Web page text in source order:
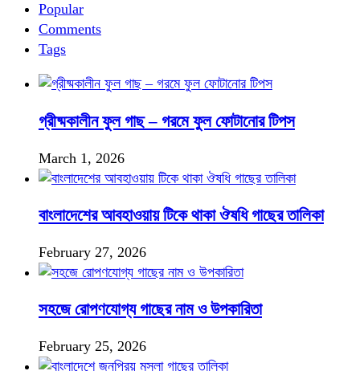
Popular
Comments
Tags
গ্রীষ্মকালীন ফুল গাছ – গরমে ফুল ফোটানোর টিপস
March 1, 2026
বাংলাদেশের আবহাওয়ায় টিকে থাকা ঔষধি গাছের তালিকা
February 27, 2026
সহজে রোপণযোগ্য গাছের নাম ও উপকারিতা
February 25, 2026